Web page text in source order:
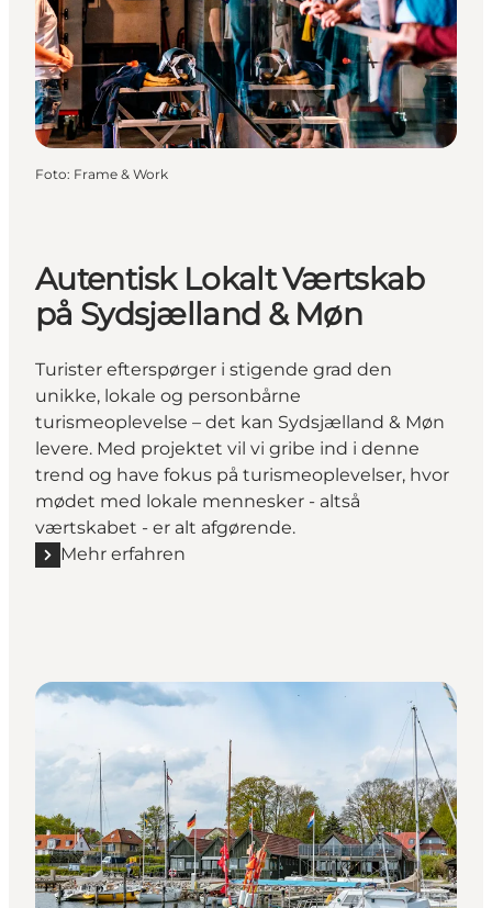
Foto: Frame & Work
Autentisk Lokalt Værtskab
på Sydsjælland & Møn
Turister efterspørger i stigende grad den
unikke, lokale og personbårne
turismeoplevelse – det kan Sydsjælland & Møn
levere. Med projektet vil vi gribe ind i denne
trend og have fokus på turismeoplevelser, hvor
mødet med lokale mennesker - altså
værtskabet - er alt afgørende.
Mehr erfahren
Mehr erfahren "Autentisk Lokalt Værtskab på